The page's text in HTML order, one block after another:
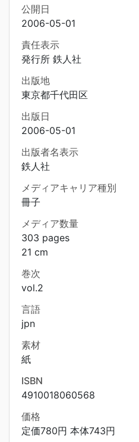
公開日
2006-05-01
責任表示
発行所 鉄人社
出版地
東京都千代田区
出版日
2006-05-01
出版者名表示
鉄人社
メディアキャリア種別
冊子
メディア数量
303 pages
21 cm
巻次
vol.2
言語
jpn
素材
紙
ISBN
4910018060568
価格
定価780円 本体743円